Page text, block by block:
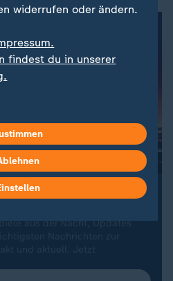
aus der Nacht, Updates
Nachrichten zur
und aktuell. Jetzt
widerrufen oder ändern.
findest du in unserer